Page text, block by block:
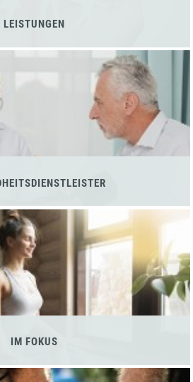
LEISTUNGEN
IM FOKUS